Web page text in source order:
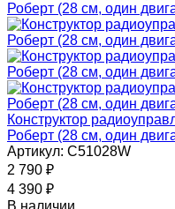
Конструктор
Роберт (28 см, один
Артикул: C51028W
2 790 ₽
4 390 ₽
В наличии